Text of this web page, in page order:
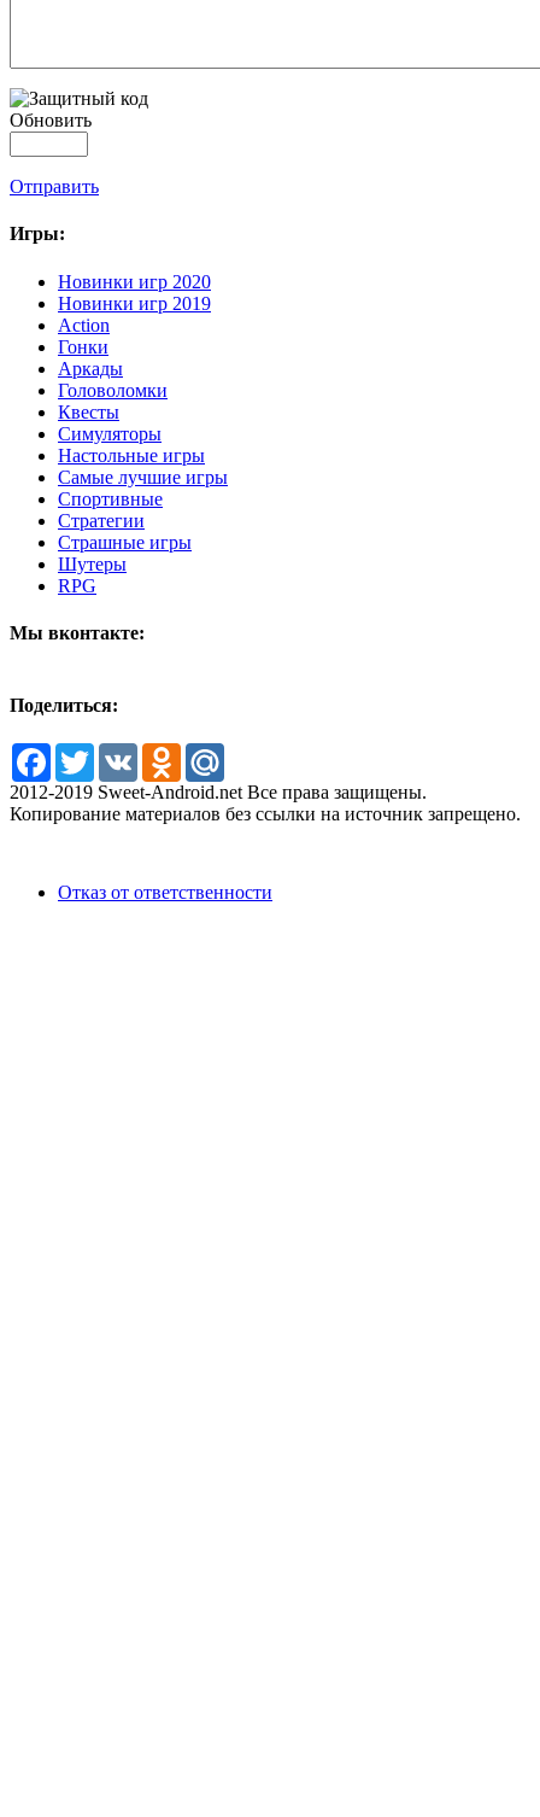
Обновить
Отправить
Игры:
Новинки игр 2020
Новинки игр 2019
Action
Гонки
Аркады
Головоломки
Квесты
Симуляторы
Настольные игры
Самые лучшие игры
Спортивные
Стратегии
Страшные игры
Шутеры
RPG
Мы вконтакте:
Поделиться:
Facebook
TwitterVK Odnoklassniki
2012-2019 Sweet-Android.net Все права защищены.
Копирование материалов без ссылки на источник запрещено.
Отказ от ответственности